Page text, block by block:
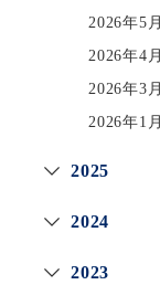
2026年5月
2026年4月
2026年3月
2026年1月
2025
2024
2023